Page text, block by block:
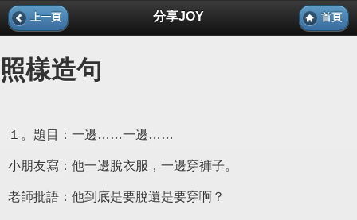
上一頁 分享JOY 首頁
照樣造句
１。題目：一邊……一邊……
小朋友寫：他一邊脫衣服，一邊穿褲子。
老師批語：他到底是要脫還是要穿啊？